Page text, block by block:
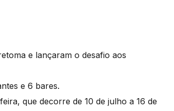
e lançaram o desafio aos
e 6 bares.
que decorre de 10 de julho a 16 de